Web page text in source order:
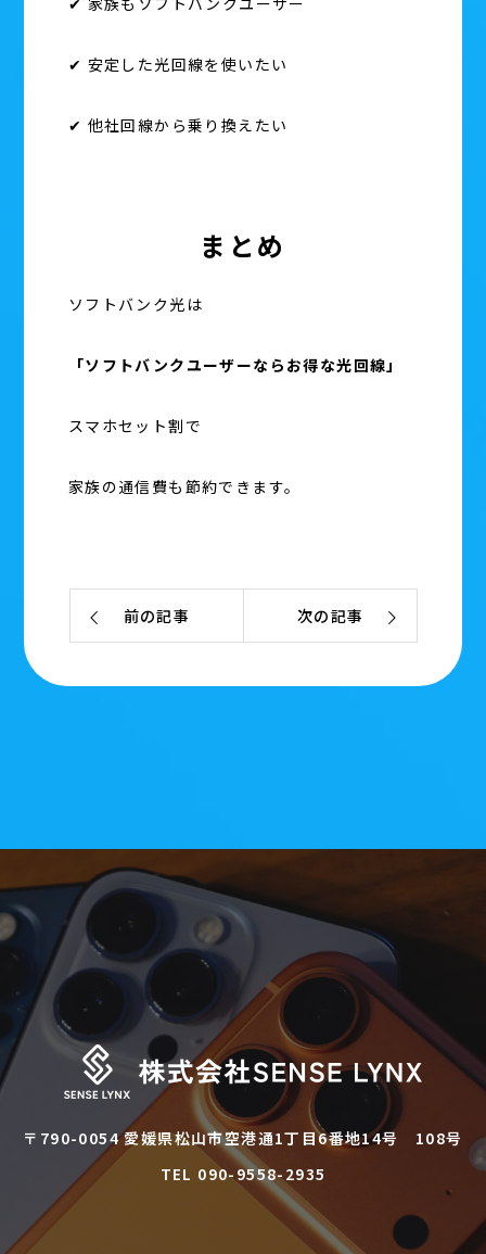
✔ 安定した光回線を使いたい
✔ 他社回線から乗り換えたい
まとめ
ソフトバンク光は
「ソフトバンクユーザーならお得な光回線」
スマホセット割で
家族の通信費も節約できます。
前の記事 次の記事
〒790-0054 愛媛県松山市空港通1丁目6番地14号 108号
TEL 090-9558-2935